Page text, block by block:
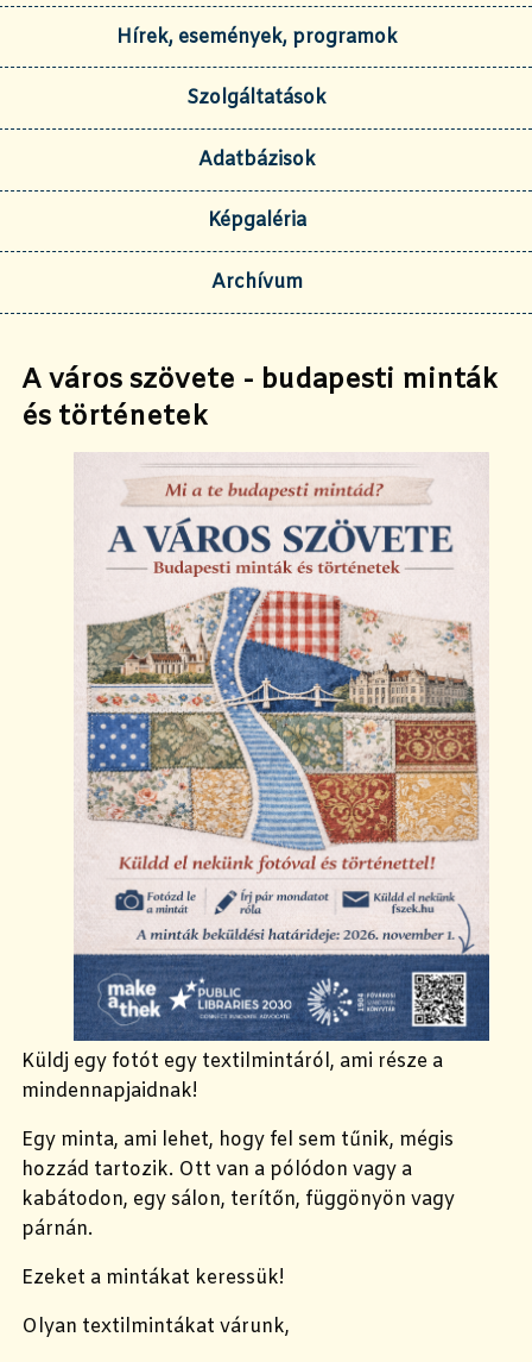
Hírek, események, programok
Szolgáltatások
Adatbázisok
Képgaléria
Archívum
A város szövete - budapesti minták
és történetek
Küldj egy fotót egy textilmintáról, ami része a
mindennapjaidnak!
Egy minta, ami lehet, hogy fel sem tűnik, mégis
hozzád tartozik. Ott van a pólódon vagy a
kabátodon, egy sálon, terítőn, függönyön vagy
párnán.
Ezeket a mintákat keressük!
Olyan textilmintákat várunk,